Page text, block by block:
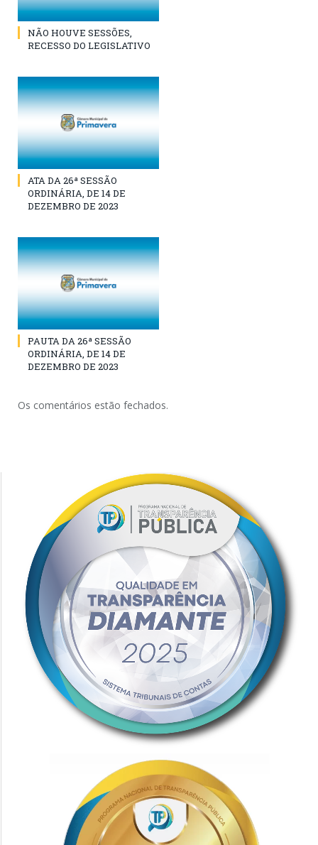
NÃO HOUVE SESSÕES,
RECESSO DO LEGISLATIVO
ATA DA 26ª SESSÃO
ORDINÁRIA, DE 14 DE
DEZEMBRO DE 2023
PAUTA DA 26ª SESSÃO
ORDINÁRIA, DE 14 DE
DEZEMBRO DE 2023
Os comentários estão fechados.